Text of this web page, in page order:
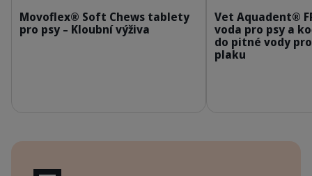
Movoflex® Soft Chews tablety
pro psy – Kloubní výživa
Vet Aquadent®
voda pro psy a
do pitné vody
plaku